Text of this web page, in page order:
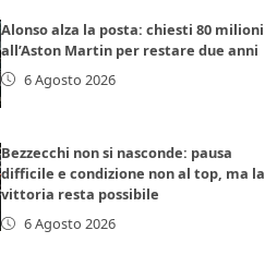
Alonso alza la posta: chiesti 80 milioni
all’Aston Martin per restare due anni
6 Agosto 2026
Bezzecchi non si nasconde: pausa
difficile e condizione non al top, ma la
vittoria resta possibile
6 Agosto 2026